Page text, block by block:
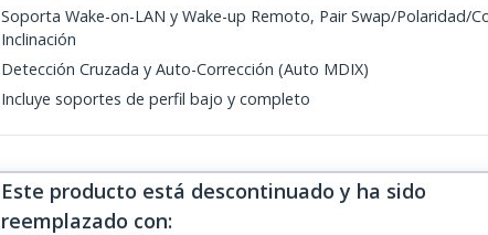
Soporta Wake-on-LAN y Wake-up Remoto, Pair Swap/Polaridad/
Inclinación
Detección Cruzada y Auto-Corrección (Auto MDIX)
Incluye soportes de perfil bajo y completo
Este producto está descontinuado y ha sido
reemplazado con: